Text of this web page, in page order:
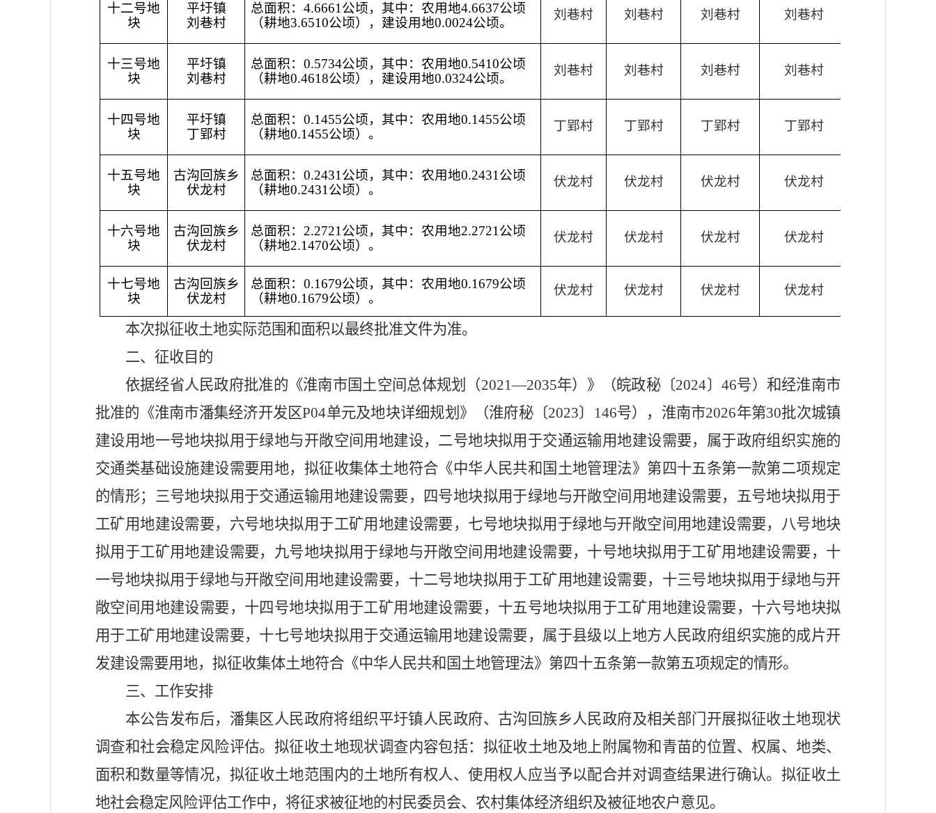
十二号地
块
平圩镇
刘巷村
总面积：4.6661公顷，其中：农用地4.6637公顷
（耕地3.6510公顷），建设用地0.0024公顷。
刘巷村 刘巷村 刘巷村 刘巷村
十三号地
块
平圩镇
刘巷村
总面积：0.5734公顷，其中：农用地0.5410公顷
（耕地0.4618公顷），建设用地0.0324公顷。
刘巷村 刘巷村 刘巷村 刘巷村
十四号地
块
平圩镇
丁郢村
总面积：0.1455公顷，其中：农用地0.1455公顷
（耕地0.1455公顷）。
丁郢村 丁郢村 丁郢村 丁郢村
十五号地
块
古沟回族乡
伏龙村
总面积：0.2431公顷，其中：农用地0.2431公顷
（耕地0.2431公顷）。
伏龙村 伏龙村 伏龙村 伏龙村
十六号地
块
古沟回族乡
伏龙村
总面积：2.2721公顷，其中：农用地2.2721公顷
（耕地2.1470公顷）。
伏龙村 伏龙村 伏龙村 伏龙村
十七号地
块
古沟回族乡
伏龙村
总面积：0.1679公顷，其中：农用地0.1679公顷
（耕地0.1679公顷）。
伏龙村 伏龙村 伏龙村 伏龙村
本次拟征收土地实际范围和面积以最终批准文件为准。
二、征收目的
依据经省人民政府批准的《淮南市国土空间总体规划（2021—2035年）》（皖政秘〔2024〕46号）和经淮南市
批准的《淮南市潘集经济开发区P04单元及地块详细规划》（淮府秘〔2023〕146号），淮南市2026年第30批次城镇
建设用地一号地块拟用于绿地与开敞空间用地建设，二号地块拟用于交通运输用地建设需要，属于政府组织实施的
交通类基础设施建设需要用地，拟征收集体土地符合《中华人民共和国土地管理法》第四十五条第一款第二项规定
的情形；三号地块拟用于交通运输用地建设需要，四号地块拟用于绿地与开敞空间用地建设需要，五号地块拟用于
工矿用地建设需要，六号地块拟用于工矿用地建设需要，七号地块拟用于绿地与开敞空间用地建设需要，八号地块
拟用于工矿用地建设需要，九号地块拟用于绿地与开敞空间用地建设需要，十号地块拟用于工矿用地建设需要，十
一号地块拟用于绿地与开敞空间用地建设需要，十二号地块拟用于工矿用地建设需要，十三号地块拟用于绿地与开
敞空间用地建设需要，十四号地块拟用于工矿用地建设需要，十五号地块拟用于工矿用地建设需要，十六号地块拟
用于工矿用地建设需要，十七号地块拟用于交通运输用地建设需要，属于县级以上地方人民政府组织实施的成片开
发建设需要用地，拟征收集体土地符合《中华人民共和国土地管理法》第四十五条第一款第五项规定的情形。
三、工作安排
本公告发布后， 潘集区人民政府将组织平圩镇人民政府、古沟回族乡人民政府及相关部门 开展拟征收土地现状
调查和社会稳定风险评估。拟征收土地现状调查内容包括：拟征收土地及地上附属物和青苗的位置、权属、地类、
面积和数量等情况， 拟征收土地范围内的土地所有权人、使用权人应当予以配合并对调查结果进行确认。 拟征收土
地社会稳定风险评估工作中，将征求被征地的村民委员会、农村集体经济组织及被征地农户意见。